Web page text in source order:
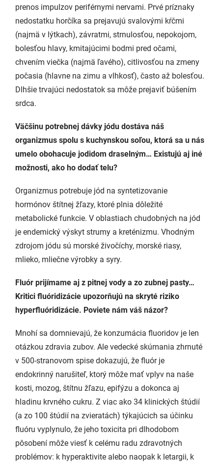
prenos impulzov periférnymi nervami. Prvé príznaky
nedostatku horčíka sa prejavujú svalovými kŕčmi
(najmä v lýtkach), závratmi, strnulosťou, nepokojom,
bolesťou hlavy, kmitajúcimi bodmi pred očami,
chvením viečka (najmä ľavého), citlivosťou na zmeny
počasia (hlavne na zimu a vlhkosť), často až bolesťou.
Dlhšie trvajúci nedostatok sa môže prejaviť búšením
srdca.
Väčšinu potrebnej dávky jódu dostáva náš
organizmus spolu s kuchynskou soľou, ktorá sa u nás
umelo obohacuje jodidom draselným… Existujú aj iné
možnosti, ako ho dodať telu?
Organizmus potrebuje jód na syntetizovanie
hormónov štítnej žľazy, ktoré plnia dôležité
metabolické funkcie. V oblastiach chudobných na jód
je endemický výskyt strumy a kreténizmu. Vhodným
zdrojom jódu sú morské živočíchy, morské riasy,
mlieko, mliečne výrobky a syry.
Fluór prijímame aj z pitnej vody a zo zubnej pasty…
Kritici fluóridizácie upozorňujú na skryté riziko
hyperfluóridizácie. Poviete nám váš názor?
Mnohí sa domnievajú, že konzumácia fluoridov je len
otázkou zdravia zubov. Ale vedecké skúmania zhrnuté
v 500-stranovom spise dokazujú, že fluór je
endokrinný narušiteľ, ktorý môže mať vplyv na naše
kosti, mozog, štítnu žľazu, epifýzu a dokonca aj
hladinu krvného cukru. Z viac ako 34 klinických štúdií
(a zo 100 štúdií na zvieratách) týkajúcich sa účinku
fluóru vyplynulo, že jeho toxicita pri dlhodobom
pôsobení môže viesť k celému radu zdravotných
problémov: k hyperaktivite alebo naopak k letargii, k